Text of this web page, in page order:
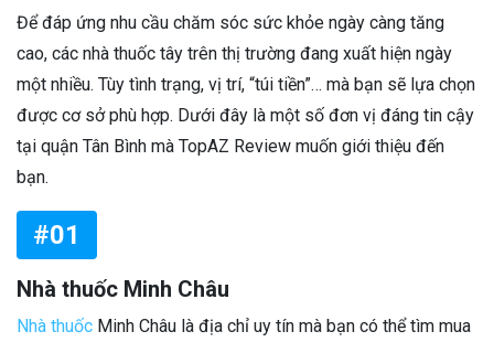
Để đáp ứng nhu cầu chăm sóc sức khỏe ngày càng tăng
cao, các nhà thuốc tây trên thị trường đang xuất hiện ngày
một nhiều. Tùy tình trạng, vị trí, “túi tiền”… mà bạn sẽ lựa chọn
được cơ sở phù hợp. Dưới đây là một số đơn vị đáng tin cậy
tại quận Tân Bình mà TopAZ Review muốn giới thiệu đến
bạn.
#01
Nhà thuốc Minh Châu
Nhà thuốc Minh Châu là địa chỉ uy tín mà bạn có thể tìm mua